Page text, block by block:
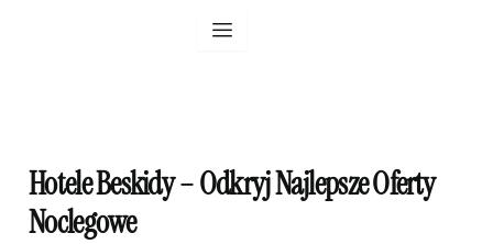
Hotele Beskidy – Odkryj Najlepsze Oferty
Noclegowe